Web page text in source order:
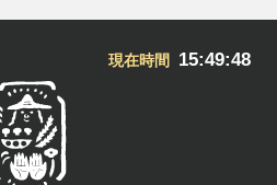
現在時間 15:49:48